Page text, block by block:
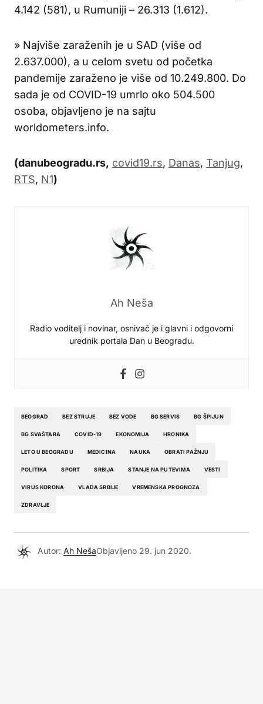
4.142 (581), u Rumuniji – 26.313 (1.612).
» Najviše zaraženih je u SAD (više od
2.637.000), a u celom svetu od početka
pandemije zaraženo je više od 10.249.800. Do
sada je od COVID-19 umrlo oko 504.500
osoba, objavljeno je na sajtu
worldometers.info.
(danubeogradu.rs, covid19.rs, Danas, Tanjug,
RTS, N1)
Ah Neša
Radio voditelj i novinar, osnivač je i glavni i odgovorni
urednik portala Dan u Beogradu.
BEOGRAD BEZ STRUJE BEZ VODE BG SERVIS BG ŠPIJUN
BG SVAŠTARA COVID-19 EKONOMIJA HRONIKA
LETO U BEOGRADU MEDICINA NAUKA OBRATI PAŽNJU
POLITIKA SPORT SRBIJA STANJE NA PUTEVIMA VESTI
VIRUS KORONA VLADA SRBIJE VREMENSKA PROGNOZA
ZDRAVLJE
Autor: Ah NešaObjavljeno 29. jun 2020.